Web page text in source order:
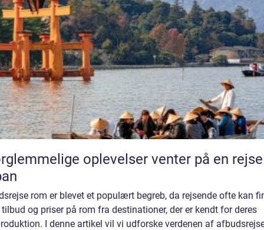
oplevelser venter på en
rom er blevet et populært begreb, da rejsende ofte kan
og priser på rom fra destinationer, der er kendt for deres
I denne artikel vil vi udforske verdenen af